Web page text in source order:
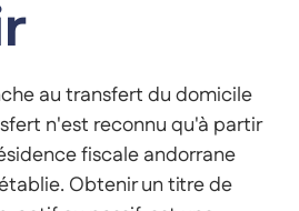
au transfert du domicile
n'est reconnu qu'à partir
fiscale andorrane
Obtenir un titre de